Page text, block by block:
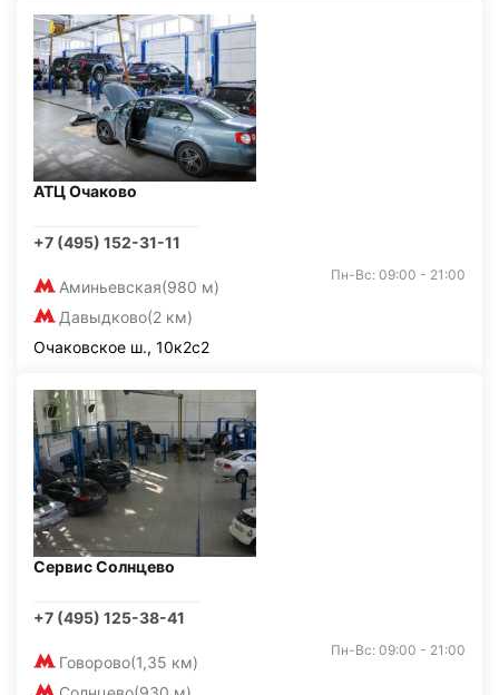
АТЦ Очаково
+7 (495) 152-31-11
Аминьевская(980 м)
Давыдково(2 км)
Пн-Вс: 09:00 - 21:00
Очаковское ш., 10к2с2
Сервис Солнцево
+7 (495) 125-38-41
Говорово(1,35 км)
Пн-Вс: 09:00 - 21:00